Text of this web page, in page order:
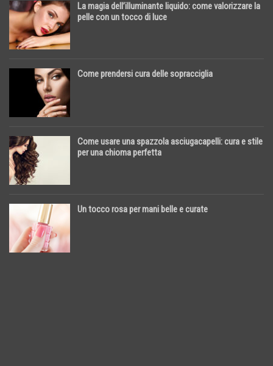
La magia dell’illuminante liquido: come valorizzare la
pelle con un tocco di luce
Come prendersi cura delle sopracciglia
Come usare una spazzola asciugacapelli: cura e stile
per una chioma perfetta
Un tocco rosa per mani belle e curate